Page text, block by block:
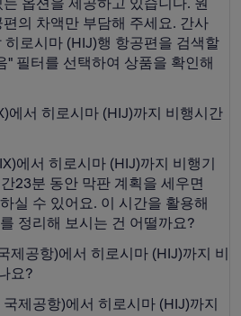
의 차액만 부담해 주세요. 간사
히로시마 (HIJ)행 항공편을 검색할
" 필터를 선택하여 상품을 확인해
에서 히로시마 (HIJ)까지 비행시간
에서 히로시마 (HIJ)까지 비행기
23분 동안 막판 계획을 세우면
실 수 있어요. 이 시간을 활용해
정리해 보시는 건 어떨까요?
제공항)에서 히로시마 (HIJ)까지 비
요?
제공항)에서 히로시마 (HIJ)까지